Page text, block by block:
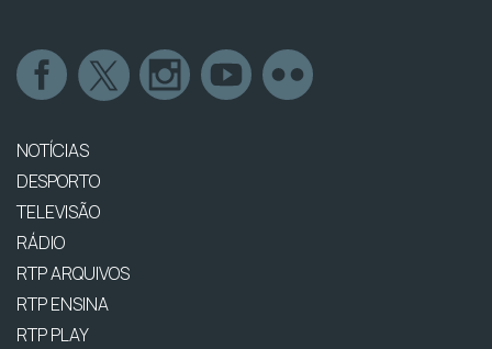
NOTÍCIAS
DESPORTO
TELEVISÃO
RÁDIO
RTP ARQUIVOS
RTP ENSINA
RTP PLAY